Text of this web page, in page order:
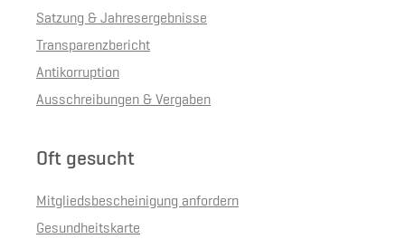
Satzung & Jahresergebnisse
Transparenzbericht
Antikorruption
Ausschreibungen & Vergaben
Oft gesucht
Mitgliedsbescheinigung anfordern
Gesundheitskarte